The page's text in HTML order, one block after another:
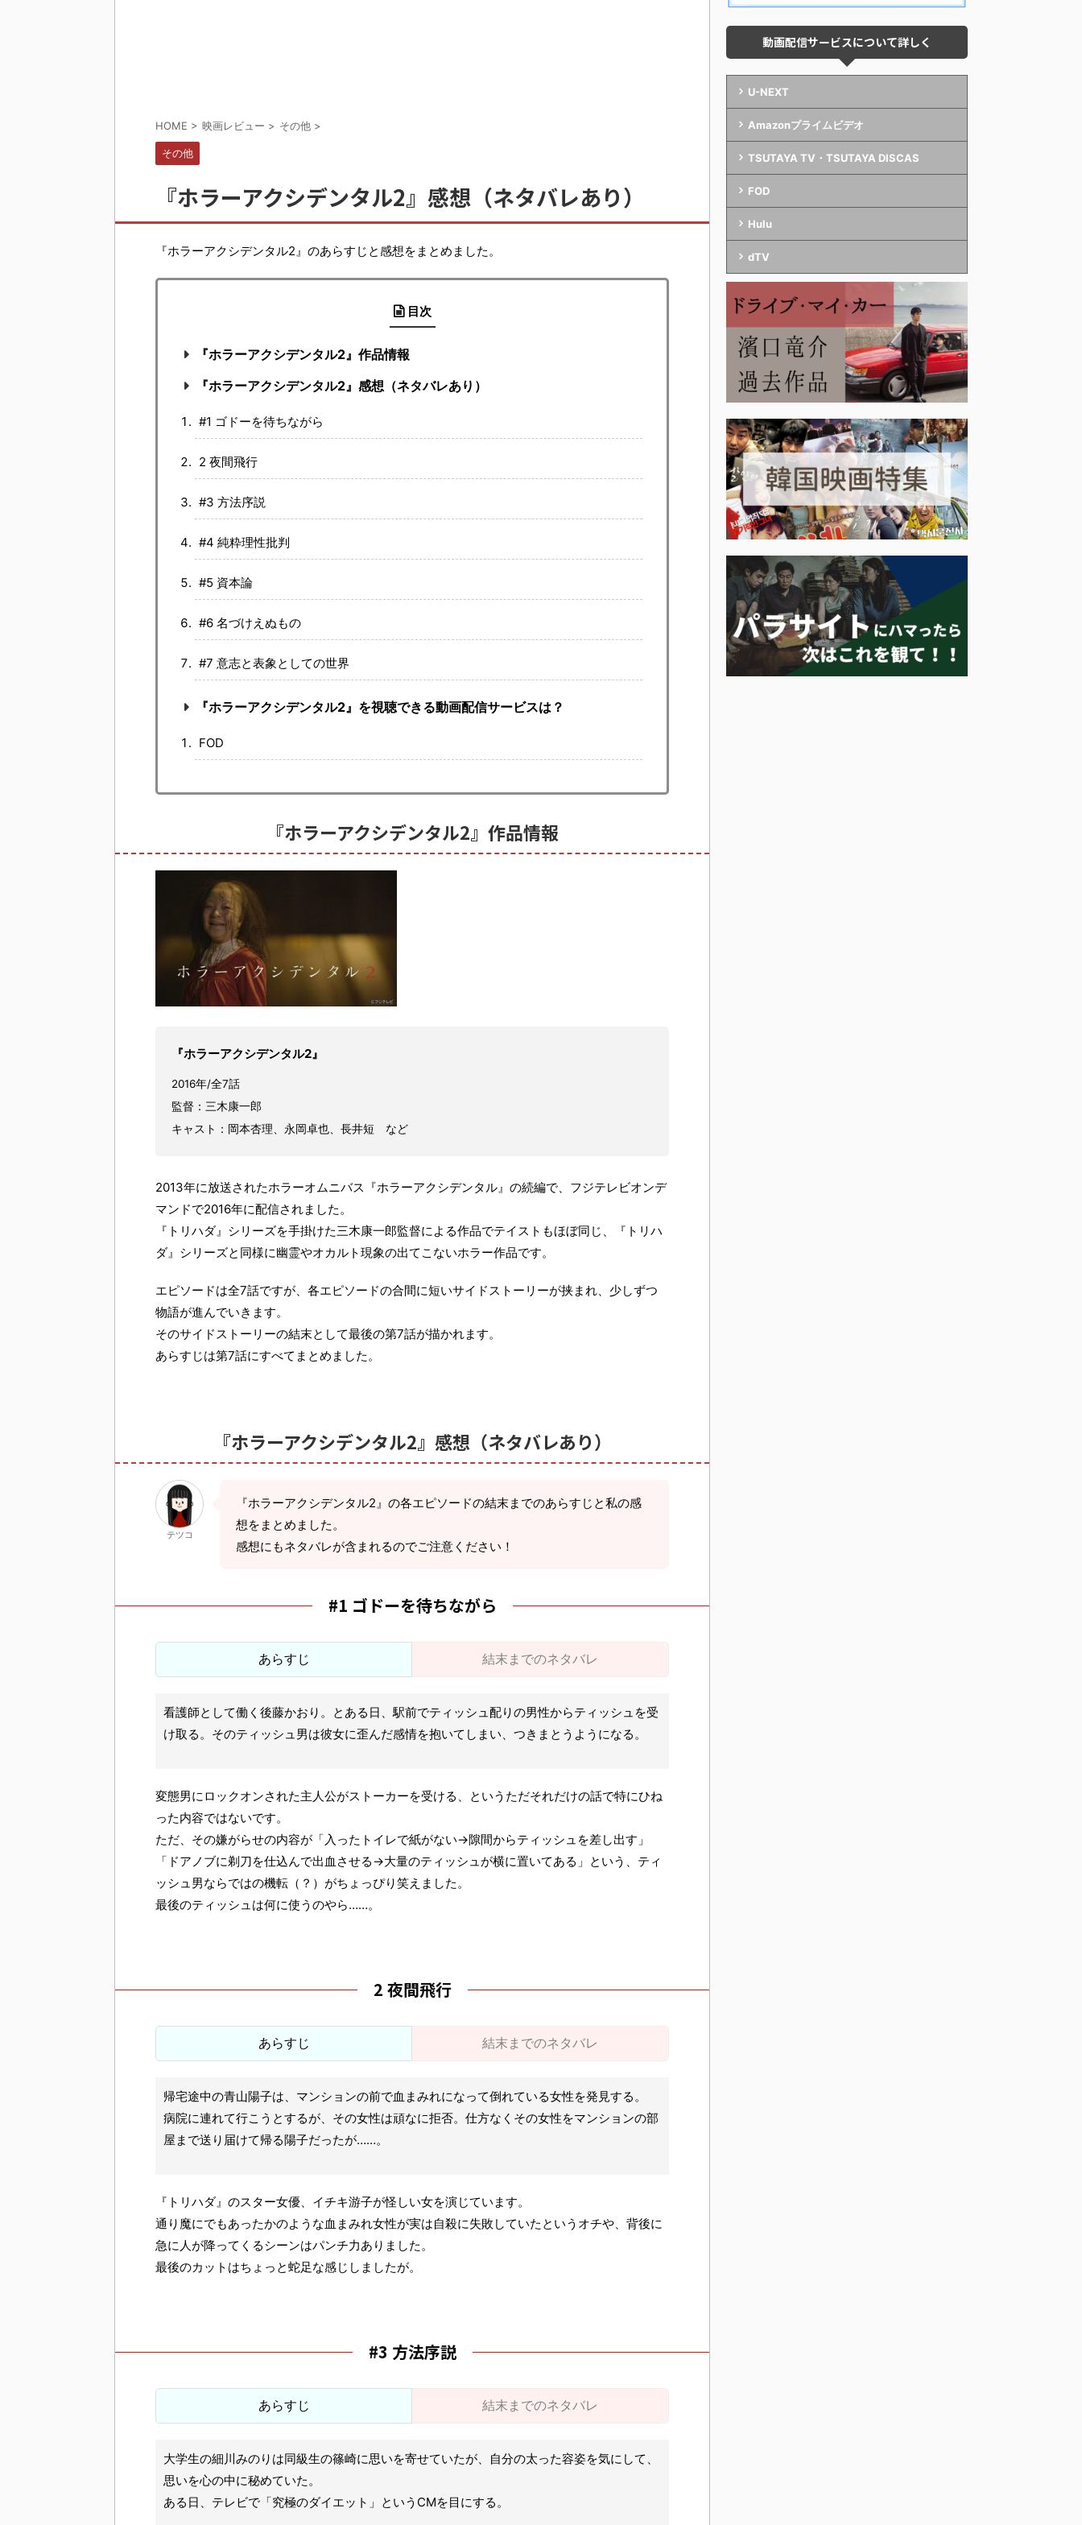
HOME > 映画レビュー > その他 >
その他
『ホラーアクシデンタル2』感想（ネタバレあり）
『ホラーアクシデンタル2』のあらすじと感想をまとめました。
目次
『ホラーアクシデンタル2』作品情報
『ホラーアクシデンタル2』感想（ネタバレあり）
#1 ゴドーを待ちながら
2 夜間飛行
#3 方法序説
#4 純粋理性批判
#5 資本論
#6 名づけえぬもの
#7 意志と表象としての世界
『ホラーアクシデンタル2』を視聴できる動画配信サービスは？
FOD
『ホラーアクシデンタル2』作品情報
『ホラーアクシデンタル2』
2016年/全7話
監督：三木康一郎
キャスト：岡本杏理、永岡卓也、長井短 など
2013年に放送されたホラーオムニバス『ホラーアクシデンタル』の続編で、フジテレビオンデ
マンドで2016年に配信されました。
『トリハダ』シリーズを手掛けた三木康一郎監督による作品でテイストもほぼ同じ、『トリハ
ダ』シリーズと同様に幽霊やオカルト現象の出てこないホラー作品です。
エピソードは全7話ですが、各エピソードの合間に短いサイドストーリーが挟まれ、少しずつ
物語が進んでいきます。
そのサイドストーリーの結末として最後の第7話が描かれます。
あらすじは第7話にすべてまとめました。
『ホラーアクシデンタル2』感想（ネタバレあり）
テツコ
『ホラーアクシデンタル2』の各エピソードの結末までのあらすじと私の感
想をまとめました。
感想にもネタバレが含まれるのでご注意ください！
#1 ゴドーを待ちながら
あらすじ 結末までのネタバレ
看護師として働く後藤かおり。とある日、駅前でティッシュ配りの男性からティッシュを受
け取る。そのティッシュ男は彼女に歪んだ感情を抱いてしまい、つきまとうようになる。
変態男にロックオンされた主人公がストーカーを受ける、というただそれだけの話で特にひね
った内容ではないです。
ただ、その嫌がらせの内容が「入ったトイレで紙がない→隙間からティッシュを差し出す」
「ドアノブに剃刀を仕込んで出血させる→大量のティッシュが横に置いてある」という、ティ
ッシュ男ならではの機転（？）がちょっぴり笑えました。
最後のティッシュは何に使うのやら……。
2 夜間飛行
あらすじ 結末までのネタバレ
帰宅途中の青山陽子は、マンションの前で血まみれになって倒れている女性を発見する。
病院に連れて行こうとするが、その女性は頑なに拒否。仕方なくその女性をマンションの部
屋まで送り届けて帰る陽子だったが……。
『トリハダ』のスター女優、イチキ游子が怪しい女を演じています。
通り魔にでもあったかのような血まみれ女性が実は自殺に失敗していたというオチや、背後に
急に人が降ってくるシーンはパンチ力ありました。
最後のカットはちょっと蛇足な感じしましたが。
#3 方法序説
あらすじ 結末までのネタバレ
大学生の細川みのりは同級生の篠崎に思いを寄せていたが、自分の太った容姿を気にして、
思いを心の中に秘めていた。
ある日、テレビで「究極のダイエット」というCMを目にする。
動画配信サービスについて詳しく
U-NEXT
Amazonプライムビデオ
TSUTAYA TV・TSUTAYA DISCAS
FOD
Hulu
dTV